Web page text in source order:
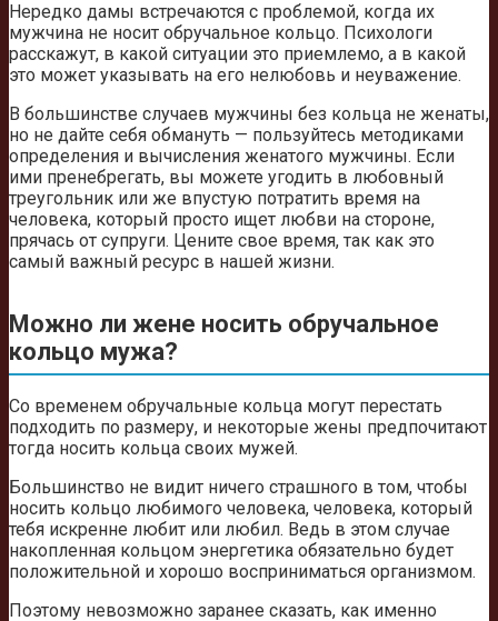
Нередко дамы встречаются с проблемой, когда их
мужчина не носит обручальное кольцо. Психологи
расскажут, в какой ситуации это приемлемо, а в какой
это может указывать на его нелюбовь и неуважение.
В большинстве случаев мужчины без кольца не женаты,
но не дайте себя обмануть — пользуйтесь методиками
определения и вычисления женатого мужчины. Если
ими пренебрегать, вы можете угодить в любовный
треугольник или же впустую потратить время на
человека, который просто ищет любви на стороне,
прячась от супруги. Цените свое время, так как это
самый важный ресурс в нашей жизни.
Можно ли жене носить обручальное
кольцо мужа?
Со временем обручальные кольца могут перестать
подходить по размеру, и некоторые жены предпочитают
тогда носить кольца своих мужей.
Большинство не видит ничего страшного в том, чтобы
носить кольцо любимого человека, человека, который
тебя искренне любит или любил. Ведь в этом случае
накопленная кольцом энергетика обязательно будет
положительной и хорошо восприниматься организмом.
Поэтому невозможно заранее сказать, как именно